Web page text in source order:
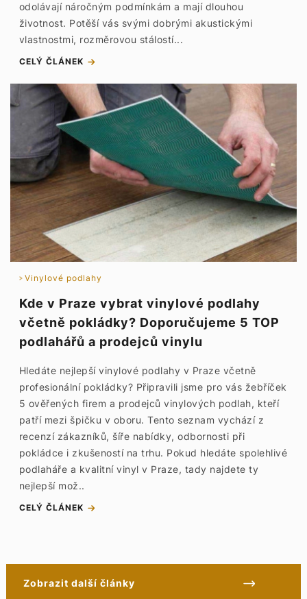
odolávají náročným podmínkám a mají dlouhou
životnost. Potěší vás svými dobrými akustickými
vlastnostmi, rozměrovou stálostí...
CELÝ ČLÁNEK
Vinylové podlahy
Kde v Praze vybrat vinylové podlahy
včetně pokládky? Doporučujeme 5 TOP
podlahářů a prodejců vinylu
Hledáte nejlepší vinylové podlahy v Praze včetně
profesionální pokládky? Připravili jsme pro vás žebříček
5 ověřených firem a prodejců vinylových podlah, kteří
patří mezi špičku v oboru. Tento seznam vychází z
recenzí zákazníků, šíře nabídky, odbornosti při
pokládce i zkušeností na trhu. Pokud hledáte spolehlivé
podlaháře a kvalitní vinyl v Praze, tady najdete ty
nejlepší mož..
CELÝ ČLÁNEK
Zobrazit další články